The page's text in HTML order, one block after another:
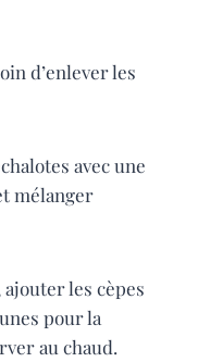
d’enlever les
avec une
mélanger
les cèpes
pour la
au chaud.